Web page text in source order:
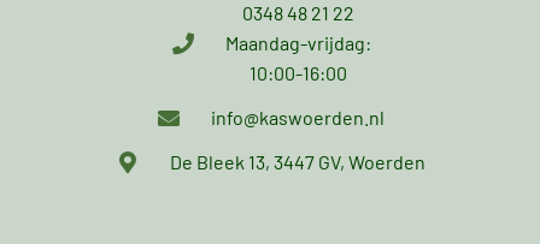
0348 48 21 22
Maandag-vrijdag:
10:00-16:00
info@kaswoerden.nl
De Bleek 13, 3447 GV, Woerden